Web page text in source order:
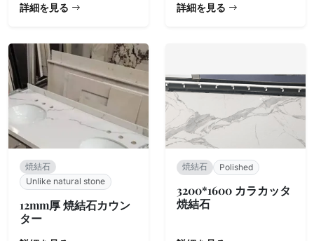
詳細を見る 詳細を見る
焼結石
Unlike natural stone
12mm厚 焼結石カウン
ター
焼結石 Polished
3200*1600 カラカッタ
焼結石